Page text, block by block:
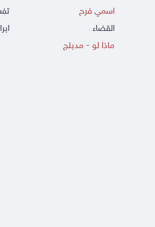
اسمي فرح
القضاء
ماذا لو - مدبلج